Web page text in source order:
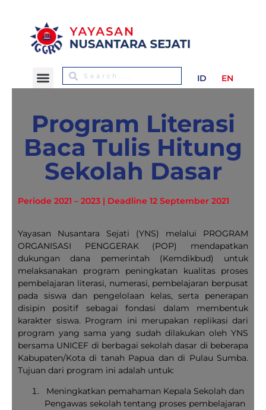
ID EN
Program Literasi
Baca Tulis Hitung
Sekolah Dasar
Periode 2021 – 2023 | Deadline 12 September 2021
Yayasan Nusantara Sejati (YNS) melalui PROGRAM
ORGANISASI PENGGERAK (POP) mendapatkan
dukungan dana pemerintah (Kemdikbud) untuk
melaksanakan program peningkatan kualitas proses
pembelajaran literasi, numerasi, pembelajaran berpusat
pada siswa dan pengelolaan kelas, serta penerapan
disipin positif sebagai fondasi dalam membentuk
karakter siswa. Program ini merupakan replikasi dari
program yang sama yang sudah dilakukan oleh YNS
bersama UNICEF di berbagai sekolah dasar di beberapa
Kabupaten/Kota di tanah Papua dan di Pulau Sumba.
Tujuan dari program ini adalah untuk:
Meningkatkan pemahaman Kepala Sekolah dan
Pengawas sekolah tentang proses pembelajaran